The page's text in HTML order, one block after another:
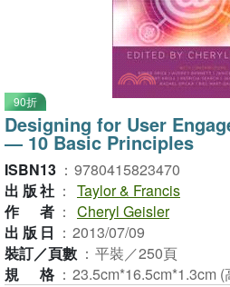
90折
Designing for User
― 10 Basic Principles
ISBN13 ： 9780415823470
出版社 ： Taylor & Francis
作者 ： Cheryl Geisler
出版日 ： 2013/07/09
裝訂／頁數 ： 平裝／250頁
規格 ： 23.5cm*16.5cm*1.3cm (